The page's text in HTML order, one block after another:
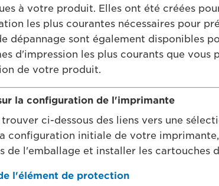
à votre produit. Elles ont été créées
les plus courantes nécessaires pour
dépannage sont également disponibles
d'impression les plus courants que vous
de votre produit.
la configuration de l'imprimante
ci-dessous des liens vers une
configuration initiale de votre
de l'emballage et installer les cartouches
l'élément de protection